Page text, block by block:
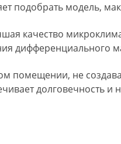
подобрать модель,
качество
дифференциального
помещении, не
долговечность и